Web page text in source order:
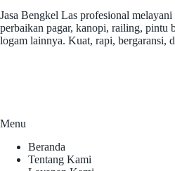
Jasa Bengkel Las profesional melayani
perbaikan pagar, kanopi, railing, pintu
logam lainnya. Kuat, rapi, bergaransi,
Menu
Beranda
Tentang Kami